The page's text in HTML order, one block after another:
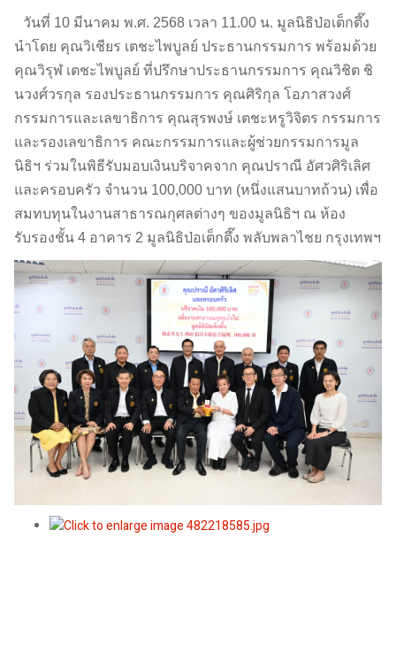
วันที่ 10 มีนาคม พ.ศ. 2568 เวลา 11.00 น. มูลนิธิป่อเต็กตึ๊ง
นำโดย คุณวิเชียร เตชะไพบูลย์ ประธานกรรมการ พร้อมด้วย
คุณวิรุฬ เตชะไพบูลย์ ที่ปรึกษาประธานกรรมการ คุณวิชิต ชิ
นวงศ์วรกุล รองประธานกรรมการ คุณศิริกุล โอภาสวงศ์
กรรมการและเลขาธิการ คุณสุรพงษ์ เตชะหรูวิจิตร กรรมการ
และรองเลขาธิการ คณะกรรมการและผู้ช่วยกรรมการมูล
นิธิฯ ร่วมในพิธีรับมอบเงินบริจาคจาก คุณปราณี อัศวศิริเลิศ
และครอบครัว จำนวน 100,000 บาท (หนึ่งแสนบาทถ้วน) เพื่อ
สมทบทุนในงานสาธารณกุศลต่างๆ ของมูลนิธิฯ ณ ห้อง
รับรองชั้น 4 อาคาร 2 มูลนิธิป่อเต็กตึ๊ง พลับพลาไชย กรุงเทพฯ